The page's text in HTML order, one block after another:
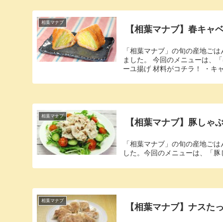
相葉マナブ
【相葉マナブ】春キャ
「相葉マナブ」の旬の産地ご
ました。 今回のメニューは、
ーユ揚げ 材料がコチラ！ ・キ
相葉マナブ
【相葉マナブ】豚しゃ
「相葉マナブ」の旬の産地ご
した。今回のメニューは、「
相葉マナブ
【相葉マナブ】ナスた